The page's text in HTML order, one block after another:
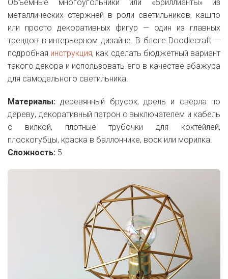
Объемные многоугольники или «бриллианты» из
металлических стержней в роли светильников, кашпо
или просто декоративных фигур — один из главных
трендов в интерьерном дизайне. В блоге Doodlecraft —
подробная инструкция, как сделать бюджетный вариант
такого декора и использовать его в качестве абажура
для самодельного светильника.
Материалы: деревянный брусок, дрель и сверла по
дереву, декоративный патрон с выключателем и кабель
с вилкой, плотные трубочки для коктейлей,
плоскогубцы, краска в баллончике, воск или морилка.
Сложность: 5